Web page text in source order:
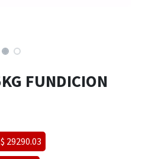
FUNDICION
29290.03